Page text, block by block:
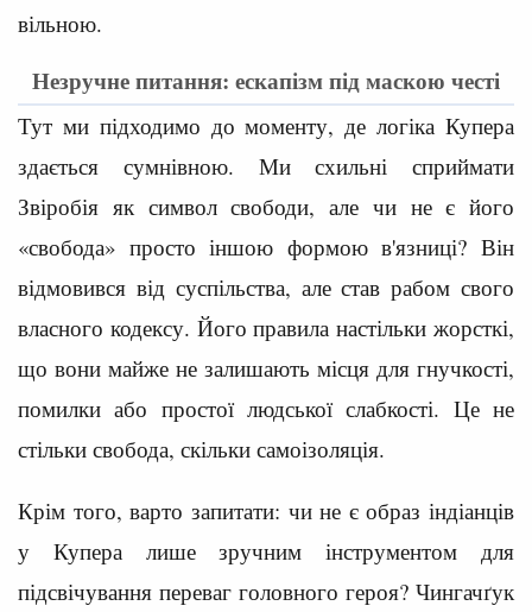
вільною.
Незручне питання: ескапізм під маскою честі
Тут ми підходимо до моменту, де логіка Купера
здається сумнівною. Ми схильні сприймати
Звіробія як символ свободи, але чи не є його
«свобода» просто іншою формою в'язниці? Він
відмовився від суспільства, але став рабом свого
власного кодексу. Його правила настільки жорсткі,
що вони майже не залишають місця для гнучкості,
помилки або простої людської слабкості. Це не
стільки свобода, скільки самоізоляція.
Крім того, варто запитати: чи не є образ індіанців
у Купера лише зручним інструментом для
підсвічування переваг головного героя? Чингачґук